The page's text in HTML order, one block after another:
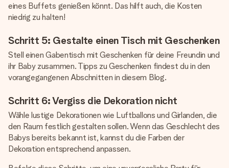
eines Buffets genießen könnt. Das hilft auch, die Kosten
niedrig zu halten!
Schritt 5: Gestalte einen Tisch mit Geschenken
Stell einen Gabentisch mit Geschenken für deine Freundin und
ihr Baby zusammen. Tipps zu Geschenken findest du in den
vorangegangenen Abschnitten in diesem Blog.
Schritt 6: Vergiss die Dekoration nicht
Wähle lustige Dekorationen wie Luftballons und Girlanden, die
den Raum festlich gestalten sollen. Wenn das Geschlecht des
Babys bereits bekannt ist, kannst du die Farben der
Dekoration entsprechend anpassen.